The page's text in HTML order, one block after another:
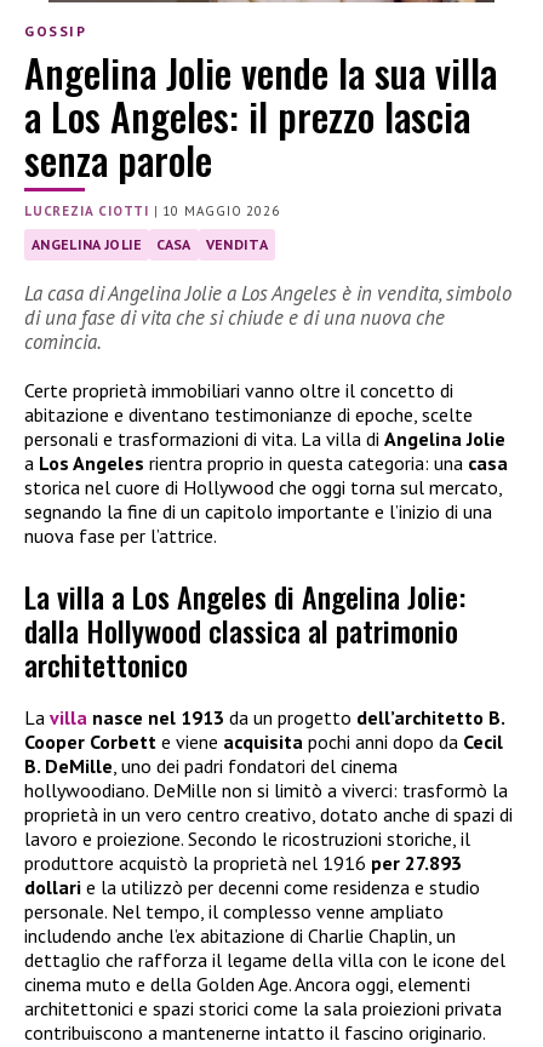
GOSSIP
Angelina Jolie vende la sua villa
a Los Angeles: il prezzo lascia
senza parole
LUCREZIA CIOTTI | 10 MAGGIO 2026
ANGELINA JOLIE CASA VENDITA
La casa di Angelina Jolie a Los Angeles è in vendita, simbolo
di una fase di vita che si chiude e di una nuova che
comincia.
Certe proprietà immobiliari vanno oltre il concetto di
abitazione e diventano testimonianze di epoche, scelte
personali e trasformazioni di vita. La villa di Angelina Jolie
a Los Angeles rientra proprio in questa categoria: una casa
storica nel cuore di Hollywood che oggi torna sul mercato,
segnando la fine di un capitolo importante e l’inizio di una
nuova fase per l’attrice.
La villa a Los Angeles di Angelina Jolie:
dalla Hollywood classica al patrimonio
architettonico
La villa nasce nel 1913 da un progetto dell’architetto B.
Cooper Corbett e viene acquisita pochi anni dopo da Cecil
B. DeMille, uno dei padri fondatori del cinema
hollywoodiano. DeMille non si limitò a viverci: trasformò la
proprietà in un vero centro creativo, dotato anche di spazi di
lavoro e proiezione. Secondo le ricostruzioni storiche, il
produttore acquistò la proprietà nel 1916 per 27.893
dollari e la utilizzò per decenni come residenza e studio
personale. Nel tempo, il complesso venne ampliato
includendo anche l’ex abitazione di Charlie Chaplin, un
dettaglio che rafforza il legame della villa con le icone del
cinema muto e della Golden Age. Ancora oggi, elementi
architettonici e spazi storici come la sala proiezioni privata
contribuiscono a mantenerne intatto il fascino originario.